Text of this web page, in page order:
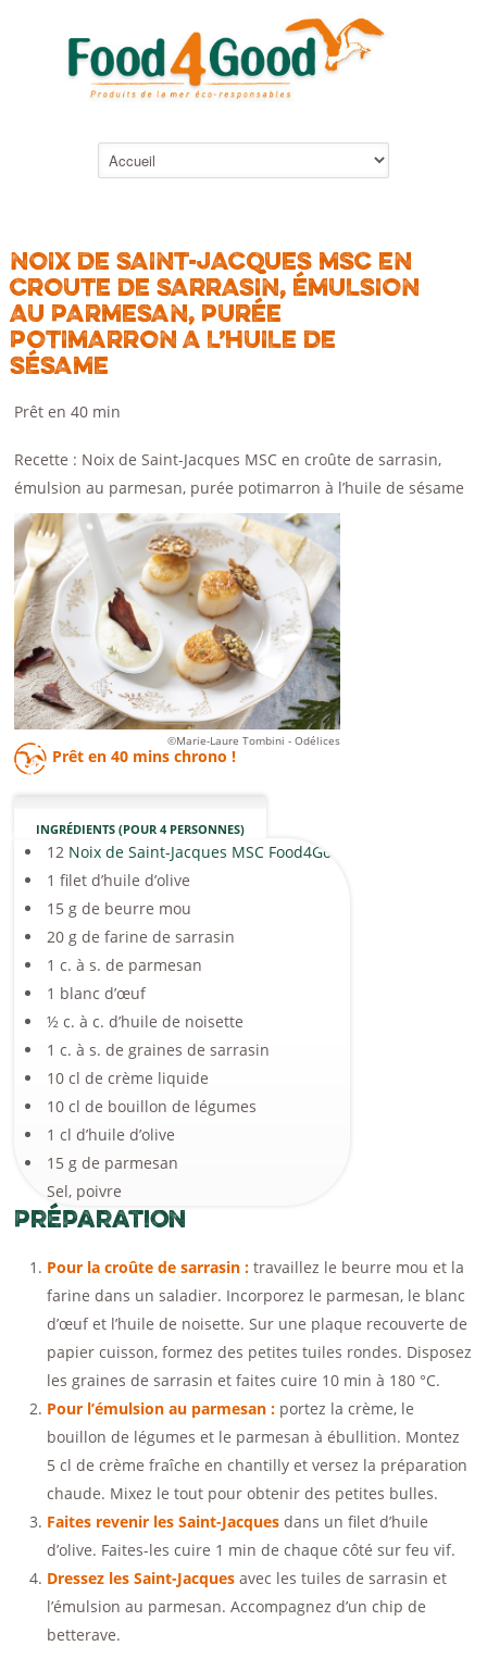
NOIX DE SAINT-JACQUES MSC EN
CROUTE DE SARRASIN, ÉMULSION
AU PARMESAN, PURÉE
POTIMARRON A L’HUILE DE
SÉSAME
Prêt en 40 min
Recette : Noix de Saint-Jacques MSC en croûte de sarrasin,
émulsion au parmesan, purée potimarron à l’huile de sésame
©Marie-Laure Tombini - Odélices
Prêt en40 mins chrono !
INGRÉDIENTS (POUR 4 PERSONNES)
12 Noix de Saint-Jacques MSC Food4Good
1 filet d’huile d’olive
15 g de beurre mou
20 g de farine de sarrasin
1 c. à s. de parmesan
1 blanc d’œuf
½ c. à c. d’huile de noisette
1 c. à s. de graines de sarrasin
10 cl de crème liquide
10 cl de bouillon de légumes
1 cl d’huile d’olive
15 g de parmesan
Sel, poivre
Préparation
Pour la croûte de sarrasin :travaillez le beurre mou et la
farine dans un saladier. Incorporez le parmesan, le blanc
d’œuf et l’huile de noisette. Sur une plaque recouverte de
papier cuisson, formez des petites tuiles rondes. Disposez
les graines de sarrasin et faites cuire 10 min à 180 °C.
Pour l’émulsion au parmesan : portez la crème, le
bouillon de légumes et le parmesan à ébullition. Montez
5 cl de crème fraîche en chantilly et versez la préparation
chaude. Mixez le tout pour obtenir des petites bulles.
Faites revenir les Saint-Jacques dans un filet d’huile
d’olive. Faites-les cuire 1 min de chaque côté sur feu vif.
Dressez les Saint-Jacques avec les tuiles de sarrasin et
l’émulsion au parmesan. Accompagnez d’un chip de
betterave.